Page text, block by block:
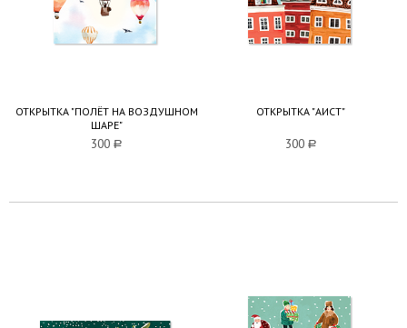
ОТКРЫТКА "ПОЛЁТ НА ВОЗДУШНОМ
ШАРЕ"
300 a
ОТКРЫТКА "АИСТ"
300 a